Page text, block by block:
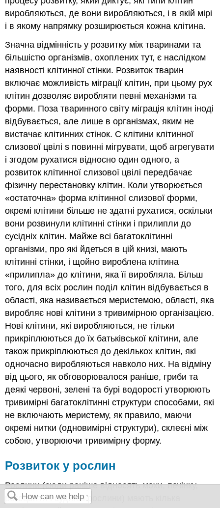
виробляються, де вони виробляються, і в якій мірі
і в якому напрямку розширюється кожна клітина.
Значна відмінність у розвитку між тваринами та
більшістю організмів, охоплених тут, є наслідком
наявності клітинної стінки. Розвиток тварин
включає можливість міграції клітин, при цьому рух
клітин дозволяє виробляти певні механізми та
форми. Поза тваринного світу міграція клітин іноді
відбувається, але лише в організмах, яким не
вистачає клітинних стінок. C клітини клітинної
слизової цвілі s повинні мігрувати, щоб агрегувати
і згодом рухатися відносно один одного, а
розвиток клітинної слизової цвілі передбачає
фізичну перестановку клітин. Коли утворюється
«остаточна» форма клітинної слизової форми,
окремі клітини більше не здатні рухатися, оскільки
вони розвинули клітинні стінки і прилипли до
сусідніх клітин. Майже всі багатоклітинні
організми, про які йдеться в цій книзі, мають
клітинні стінки, і щойно вироблена клітина
«прилипла» до клітини, яка її виробляла. Більш
того, для всіх рослин поділ клітин відбувається в
області, яка називається меристемою, області, яка
виробляє нові клітини з тривимірною організацією.
Нові клітини, які виробляються, не тільки
прикріплюються до їх батьківської клітини, але
також прикріплюються до декількох клітин, які
одночасно виробляються навколо них. На відміну
від цього, як обговорювалося раніше, гриби та
деякі червоні, зелені та бурі водорості утворюють
тривимірні багатоклітинні структури способами, які
не включають меристему, як правило, маючи
окремі нитки (одновимірні структури), склеєні між
собою, утворюючи тривимірну форму.
Розвиток у рослин
Рослини (сюди раніше відносять мохи, печінку,
рогоцвіття і судинні рослини) мають кілька